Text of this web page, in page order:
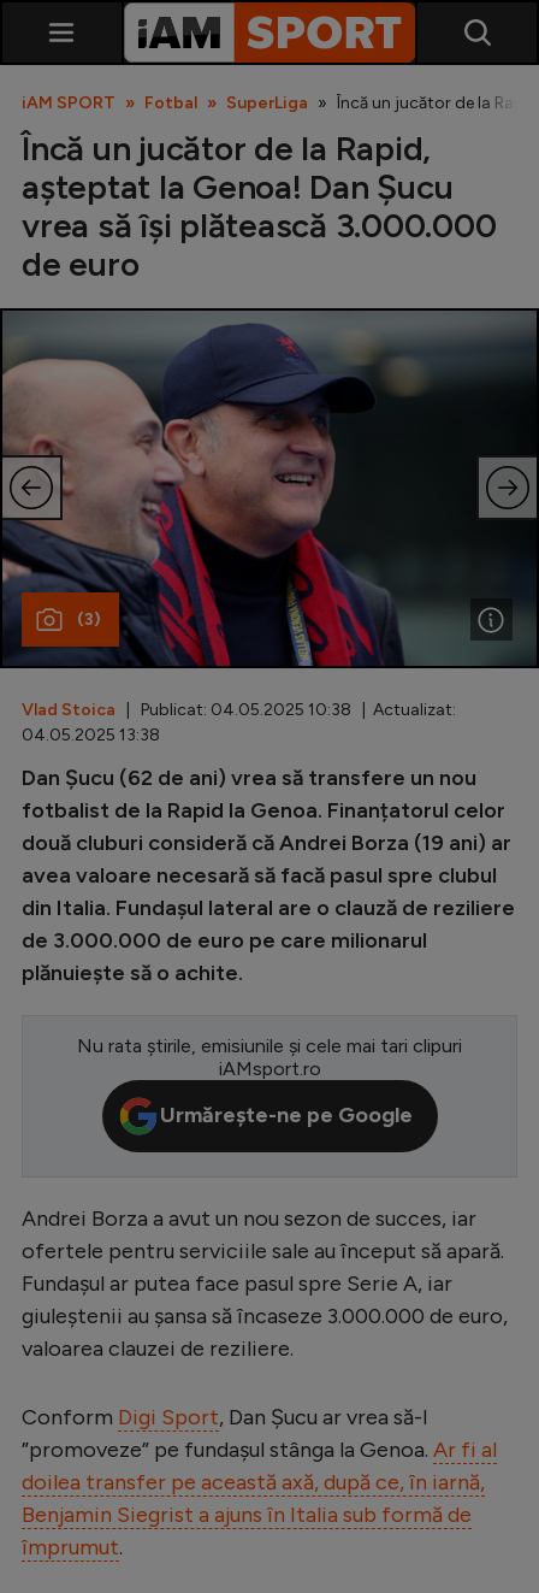
SuperLiga
Liga 2
Cupa României
Echipa Națională
U21
Fotbal feminin
Special
Diverse
Inedit
Clasamente
Champions League
Europa League
Conference League
CM 2026
Serie A
Bundesliga
Campionate
Starurile fotbalului
EURO 2024
Clasamente
iAM SPORT Fotbal SuperLiga Încă un jucător de la
Încă un jucător de la Rapid,
așteptat la Genoa! Dan Șucu
vrea să își plătească 3.000.000
de euro
(3)
Vlad Stoica | Publicat: 04.05.2025 10:38 | Actualizat:
04.05.2025 13:38
Dan Șucu (62 de ani) vrea să transfere un nou
fotbalist de la Rapid la Genoa. Finanțatorul celor
două cluburi consideră că Andrei Borza (19 ani) ar
avea valoare necesară să facă pasul spre clubul
din Italia. Fundașul lateral are o clauză de reziliere
de 3.000.000 de euro pe care milionarul
plănuiește să o achite.
Nu rata știrile, emisiunile și cele mai tari clipuri
iAMsport.ro
Urmărește-ne pe Google
Andrei Borza a avut un nou sezon de succes, iar
ofertele pentru serviciile sale au început să apară.
Fundașul ar putea face pasul spre Serie A, iar
giuleștenii au șansa să încaseze 3.000.000 de euro,
valoarea clauzei de reziliere.
Conform Digi Sport, Dan Șucu ar vrea să-l
”promoveze” pe fundașul stânga la Genoa. Ar fi al
doilea transfer pe această axă, după ce, în iarnă,
Benjamin Siegrist a ajuns în Italia sub formă de
împrumut.